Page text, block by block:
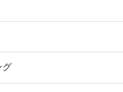
グ